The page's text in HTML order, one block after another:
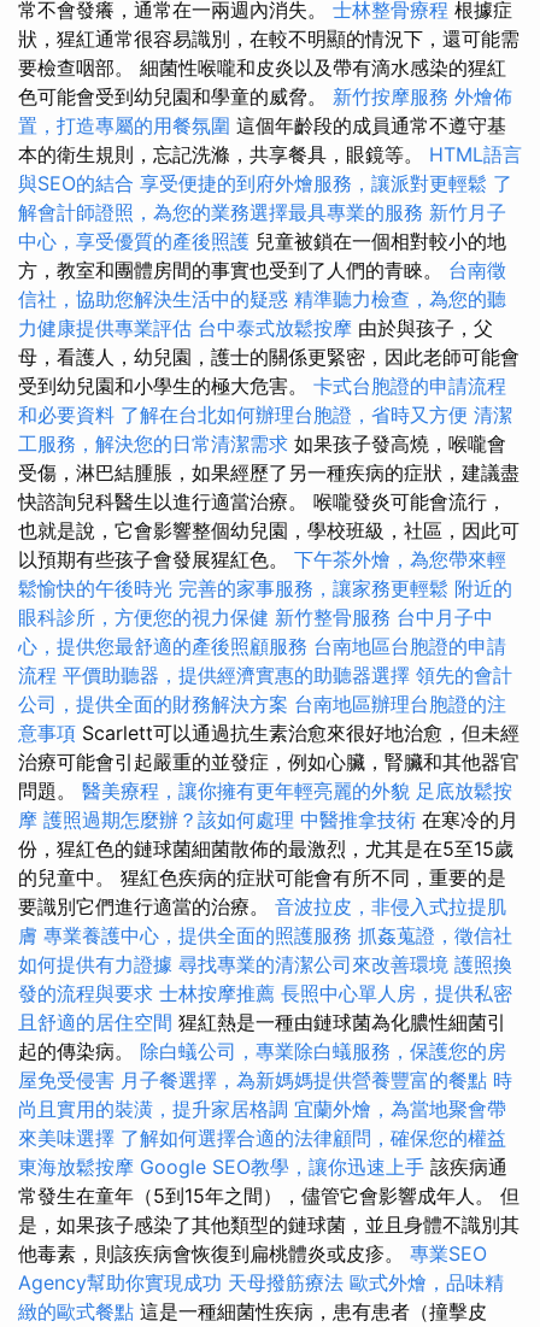
常不會發癢，通常在一兩週內消失。 士林整骨療程 根據症
狀，猩紅通常很容易識別，在較不明顯的情況下，還可能需
要檢查咽部。 細菌性喉嚨和皮炎以及帶有滴水感染的猩紅
色可能會受到幼兒園和學童的威脅。 新竹按摩服務 外燴佈
置，打造專屬的用餐氛圍 這個年齡段的成員通常不遵守基
本的衛生規則，忘記洗滌，共享餐具，眼鏡等。 HTML語言
與SEO的結合 享受便捷的到府外燴服務，讓派對更輕鬆 了
解會計師證照，為您的業務選擇最具專業的服務 新竹月子
中心，享受優質的產後照護 兒童被鎖在一個相對較小的地
方，教室和團體房間的事實也受到了人們的青睞。 台南徵
信社，協助您解決生活中的疑惑 精準聽力檢查，為您的聽
力健康提供專業評估 台中泰式放鬆按摩 由於與孩子，父
母，看護人，幼兒園，護士的關係更緊密，因此老師可能會
受到幼兒園和小學生的極大危害。 卡式台胞證的申請流程
和必要資料 了解在台北如何辦理台胞證，省時又方便 清潔
工服務，解決您的日常清潔需求 如果孩子發高燒，喉嚨會
受傷，淋巴結腫脹，如果經歷了另一種疾病的症狀，建議盡
快諮詢兒科醫生以進行適當治療。 喉嚨發炎可能會流行，
也就是說，它會影響整個幼兒園，學校班級，社區，因此可
以預期有些孩子會發展猩紅色。 下午茶外燴，為您帶來輕
鬆愉快的午後時光 完善的家事服務，讓家務更輕鬆 附近的
眼科診所，方便您的視力保健 新竹整骨服務 台中月子中
心，提供您最舒適的產後照顧服務 台南地區台胞證的申請
流程 平價助聽器，提供經濟實惠的助聽器選擇 領先的會計
公司，提供全面的財務解決方案 台南地區辦理台胞證的注
意事項 Scarlett可以通過抗生素治愈來很好地治愈，但未經
治療可能會引起嚴重的並發症，例如心臟，腎臟和其他器官
問題。 醫美療程，讓你擁有更年輕亮麗的外貌 足底放鬆按
摩 護照過期怎麼辦？該如何處理 中醫推拿技術 在寒冷的月
份，猩紅色的鏈球菌細菌散佈的最激烈，尤其是在5至15歲
的兒童中。 猩紅色疾病的症狀可能會有所不同，重要的是
要識別它們進行適當的治療。 音波拉皮，非侵入式拉提肌
膚 專業養護中心，提供全面的照護服務 抓姦蒐證，徵信社
如何提供有力證據 尋找專業的清潔公司來改善環境 護照換
發的流程與要求 士林按摩推薦 長照中心單人房，提供私密
且舒適的居住空間 猩紅熱是一種由鏈球菌為化膿性細菌引
起的傳染病。 除白蟻公司，專業除白蟻服務，保護您的房
屋免受侵害 月子餐選擇，為新媽媽提供營養豐富的餐點 時
尚且實用的裝潢，提升家居格調 宜蘭外燴，為當地聚會帶
來美味選擇 了解如何選擇合適的法律顧問，確保您的權益
東海放鬆按摩 Google SEO教學，讓你迅速上手 該疾病通
常發生在童年（5到15年之間），儘管它會影響成年人。 但
是，如果孩子感染了其他類型的鏈球菌，並且身體不識別其
他毒素，則該疾病會恢復到扁桃體炎或皮疹。 專業SEO
Agency幫助你實現成功 天母撥筋療法 歐式外燴，品味精
緻的歐式餐點 這是一種細菌性疾病，患有患者（撞擊皮